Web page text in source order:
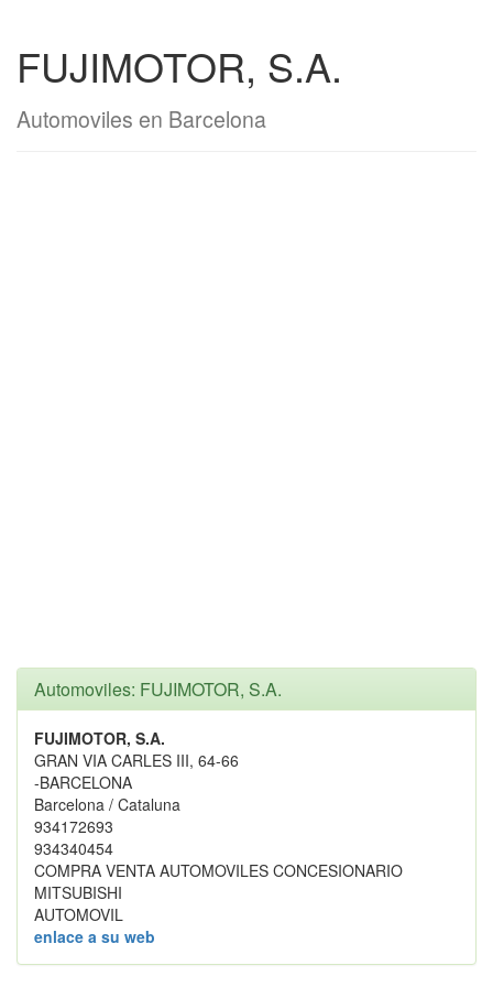
FUJIMOTOR, S.A.
Automoviles en Barcelona
Automoviles: FUJIMOTOR, S.A.
FUJIMOTOR, S.A.
GRAN VIA CARLES III, 64-66
-BARCELONA
Barcelona / Cataluna
934172693
934340454
COMPRA VENTA AUTOMOVILES CONCESIONARIO
MITSUBISHI
AUTOMOVIL
enlace a su web